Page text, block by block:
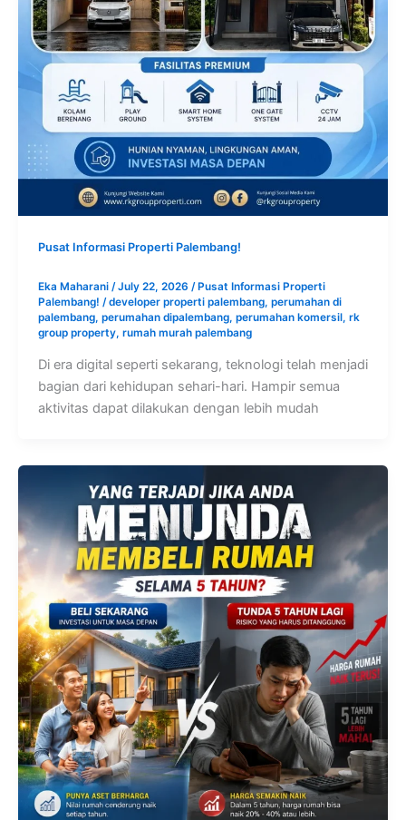
Pusat Informasi Properti Palembang!
Eka Maharani /July 22, 2026 / Pusat Informasi Properti
Palembang! /developer properti palembang, perumahan di
palembang, perumahan dipalembang, perumahan komersil, rk
group property, rumah murah palembang
Di era digital seperti sekarang, teknologi telah menjadi
bagian dari kehidupan sehari-hari. Hampir semua
aktivitas dapat dilakukan dengan lebih mudah